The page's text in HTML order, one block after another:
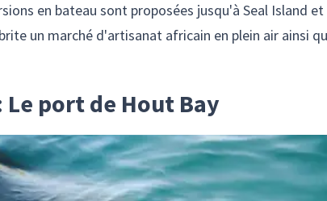
en bateau sont proposées jusqu'à Seal Island
un marché d'artisanat africain en plein air ainsi
Le port de Hout Bay